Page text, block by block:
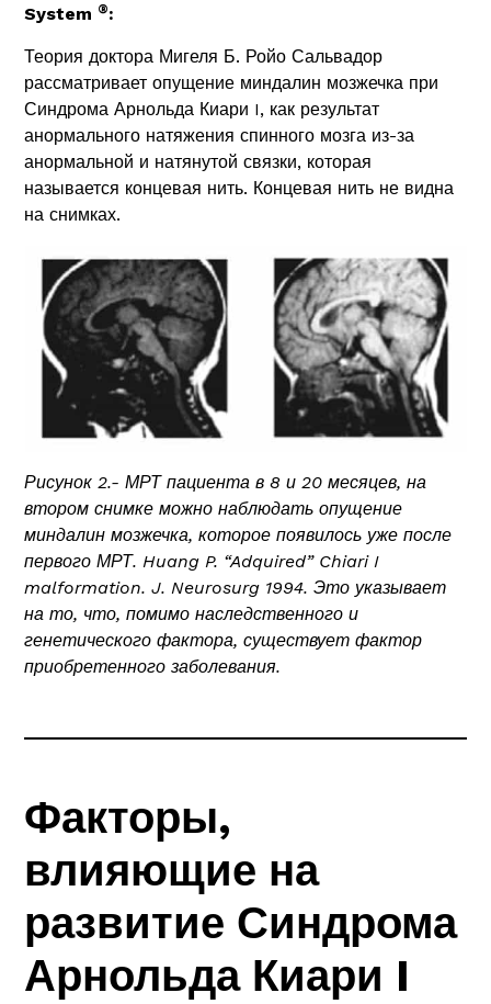
System ®:
Теория доктора Мигеля Б. Ройо Сальвадор
рассматривает опущение миндалин мозжечка при
Синдрома Арнольда Киари I, как результат
анормального натяжения спинного мозга из-за
анормальной и натянутой связки, которая
называется концевая нить. Концевая нить не видна
на снимках.
Рисунок 2.- МРТ пациента в 8 и 20 месяцев, на
втором снимке можно наблюдать опущение
миндалин мозжечка, которое появилось уже после
первого МРТ. Huang P. “Adquired” Chiari I
malformation. J. Neurosurg 1994. Это указывает
на то, что, помимо наследственного и
генетического фактора, существует фактор
приобретенного заболевания.
Факторы,
влияющие на
развитие Синдрома
Арнольда Киари I